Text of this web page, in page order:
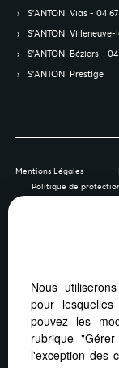
S’ANTONI Vias - 04
S’ANTONI
S’ANTONI Béziers -
S’ANTONI Prestige
Mentions Légales
Politique de
Afin de
votre
Nous
pour
pouvez les
rubrique
l'exception des